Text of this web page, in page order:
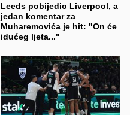
Leeds pobijedio Liverpool, a
jedan komentar za
Muharemovića je hit: "On će
idućeg ljeta..."